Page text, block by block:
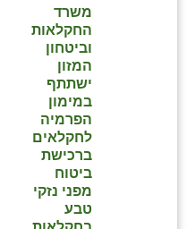
משרד
החקלאות
וביטחון
המזון
ישתתף
במימון
הפרמיה
לחקלאים
ברכישת
ביטוח
מפני נזקי
טבע